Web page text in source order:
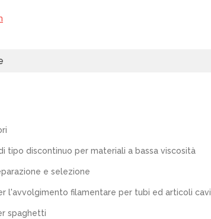
tipo discontinuo per materiali a bassa viscosità
e selezione
l'avvolgimento filamentare per tubi ed articoli cavi
spaghetti